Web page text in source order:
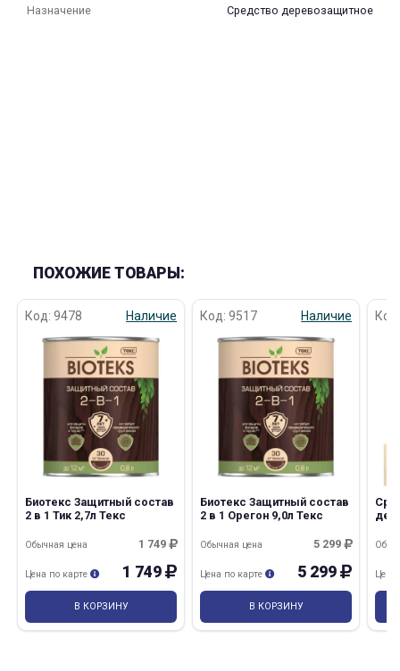
Назначение Средство деревозащитное
ПОХОЖИЕ ТОВАРЫ:
Код: 9478 Наличие
Биотекс Защитный состав
2 в 1 Тик 2,7л Текс
1 749
Обычная цена
1 749
Цена по карте
В КОРЗИНУ
Код: 9517 Наличие
Биотекс Защитный состав
2 в 1 Орегон 9,0л Текс
5 299
Обычная цена
5 299
Цена по карте
В КОРЗИНУ
Цена